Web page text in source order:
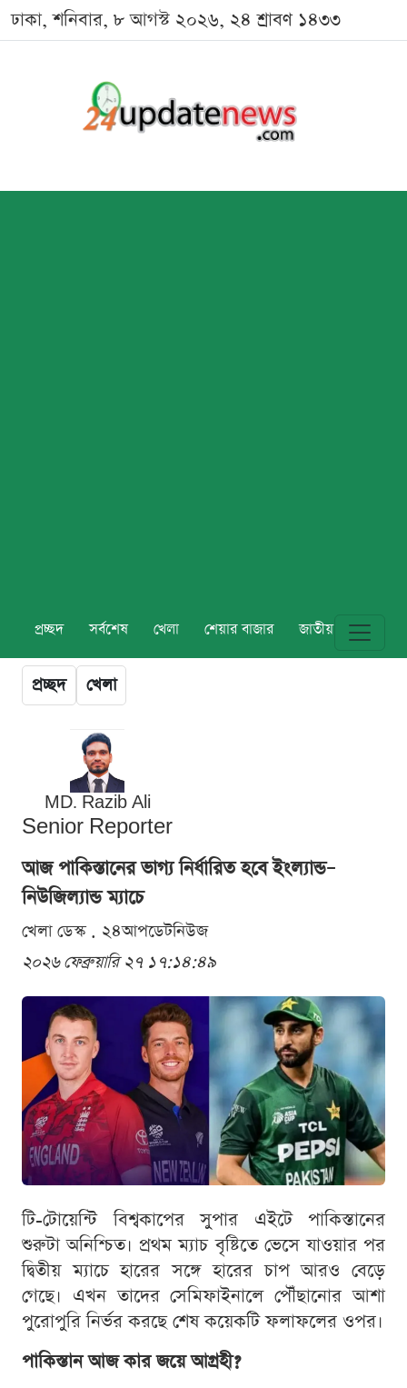
ঢাকা, শনিবার, ৮ আগস্ট ২০২৬, ২৪ শ্রাবণ ১৪৩৩
প্রচ্ছদ সর্বশেষ খেলা শেয়ার বাজার জাতীয় বিশ্ব
প্রচ্ছদ খেলা
MD. Razib Ali
Senior Reporter
আজ পাকিস্তানের ভাগ্য নির্ধারিত হবে ইংল্যান্ড–
নিউজিল্যান্ড ম্যাচে
খেলা ডেস্ক . ২৪আপডেটনিউজ
২০২৬ ফেব্রুয়ারি ২৭ ১৭:১৪:৪৯
টি-টোয়েন্টি বিশ্বকাপের সুপার এইটে পাকিস্তানের
শুরুটা অনিশ্চিত। প্রথম ম্যাচ বৃষ্টিতে ভেসে যাওয়ার পর
দ্বিতীয় ম্যাচে হারের সঙ্গে হারের চাপ আরও বেড়ে
গেছে। এখন তাদের সেমিফাইনালে পৌঁছানোর আশা
পুরোপুরি নির্ভর করছে শেষ কয়েকটি ফলাফলের ওপর।
পাকিস্তান আজ কার জয়ে আগ্রহী?